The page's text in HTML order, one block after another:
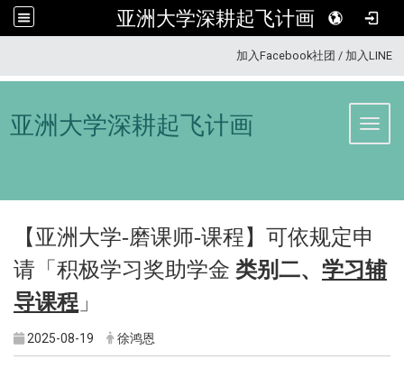
亚洲大学深耕起飞计画
加入Facebook社团 / 加入LINE
亚洲大学深耕起飞计画
【亚洲大学-磨课师-课程 】可依规定申
请「 积极学习奖助学金 类别二、 学习辅
导课程 」
2025-08-19 徐鸿恩